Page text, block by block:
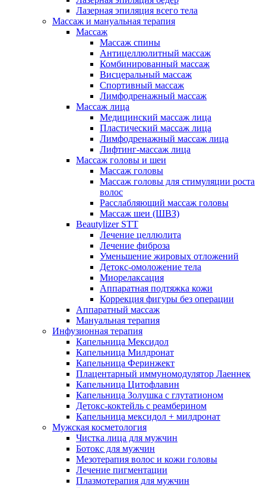
Лазерная эпиляция всего тела
Массаж и мануальная терапия
Массаж
Массаж спины
Антицеллюлитный массаж
Комбинированный массаж
Висцеральный массаж
Спортивный массаж
Лимфодренажный массаж
Массаж лица
Медицинский массаж лица
Пластический массаж лица
Лимфодренажный массаж лица
Лифтинг-массаж лица
Массаж головы и шеи
Массаж головы
Массаж головы для стимуляции роста
волос
Расслабляющий массаж головы
Массаж шеи (ШВЗ)
Beautylizer STT
Лечение целлюлита
Лечение фиброза
Уменьшение жировых отложений
Детокс-омоложение тела
Миорелаксация
Аппаратная подтяжка кожи
Коррекция фигуры без операции
Аппаратный массаж
Мануальная терапия
Инфузионная терапия
Капельница Мексидол
Капельница Милдронат
Капельница Феринжект
Плацентарный иммуномодулятор Лаеннек
Капельница Цитофлавин
Капельница Золушка с глутатионом
Детокс-коктейль с реамберином
Капельница мексидол + милдронат
Мужская косметология
Чистка лица для мужчин
Ботокс для мужчин
Мезотерапия волос и кожи головы
Лечение пигментации
Плазмотерапия для мужчин